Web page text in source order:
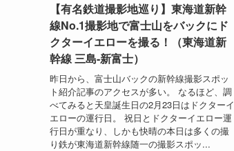
【有名鉄道撮影地巡り】東海道新幹
線No.1撮影地で富士山をバックにド
クターイエローを撮る！（東海道新
幹線 三島-新富士）
昨日から、富士山バックの新幹線撮影スポッ
ト紹介記事のアクセスが多い。 なるほど、調
べてみると天皇誕生日の2月23日はドクターイ
エローの運行日。 祝日とドクターイエロー運
行日が重なり、しかも快晴の本日は多くの撮
り鉄が東海道新幹線随一の撮影スポッ...